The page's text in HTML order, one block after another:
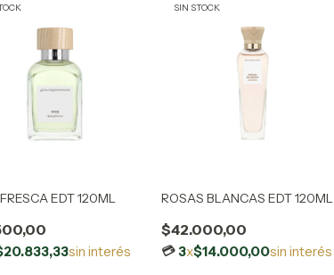
EDT 120ML
sin interés
SIN STOCK
ROSAS BLANCAS EDT 120ML
$42.000,00
3x$14.000,00sin interés